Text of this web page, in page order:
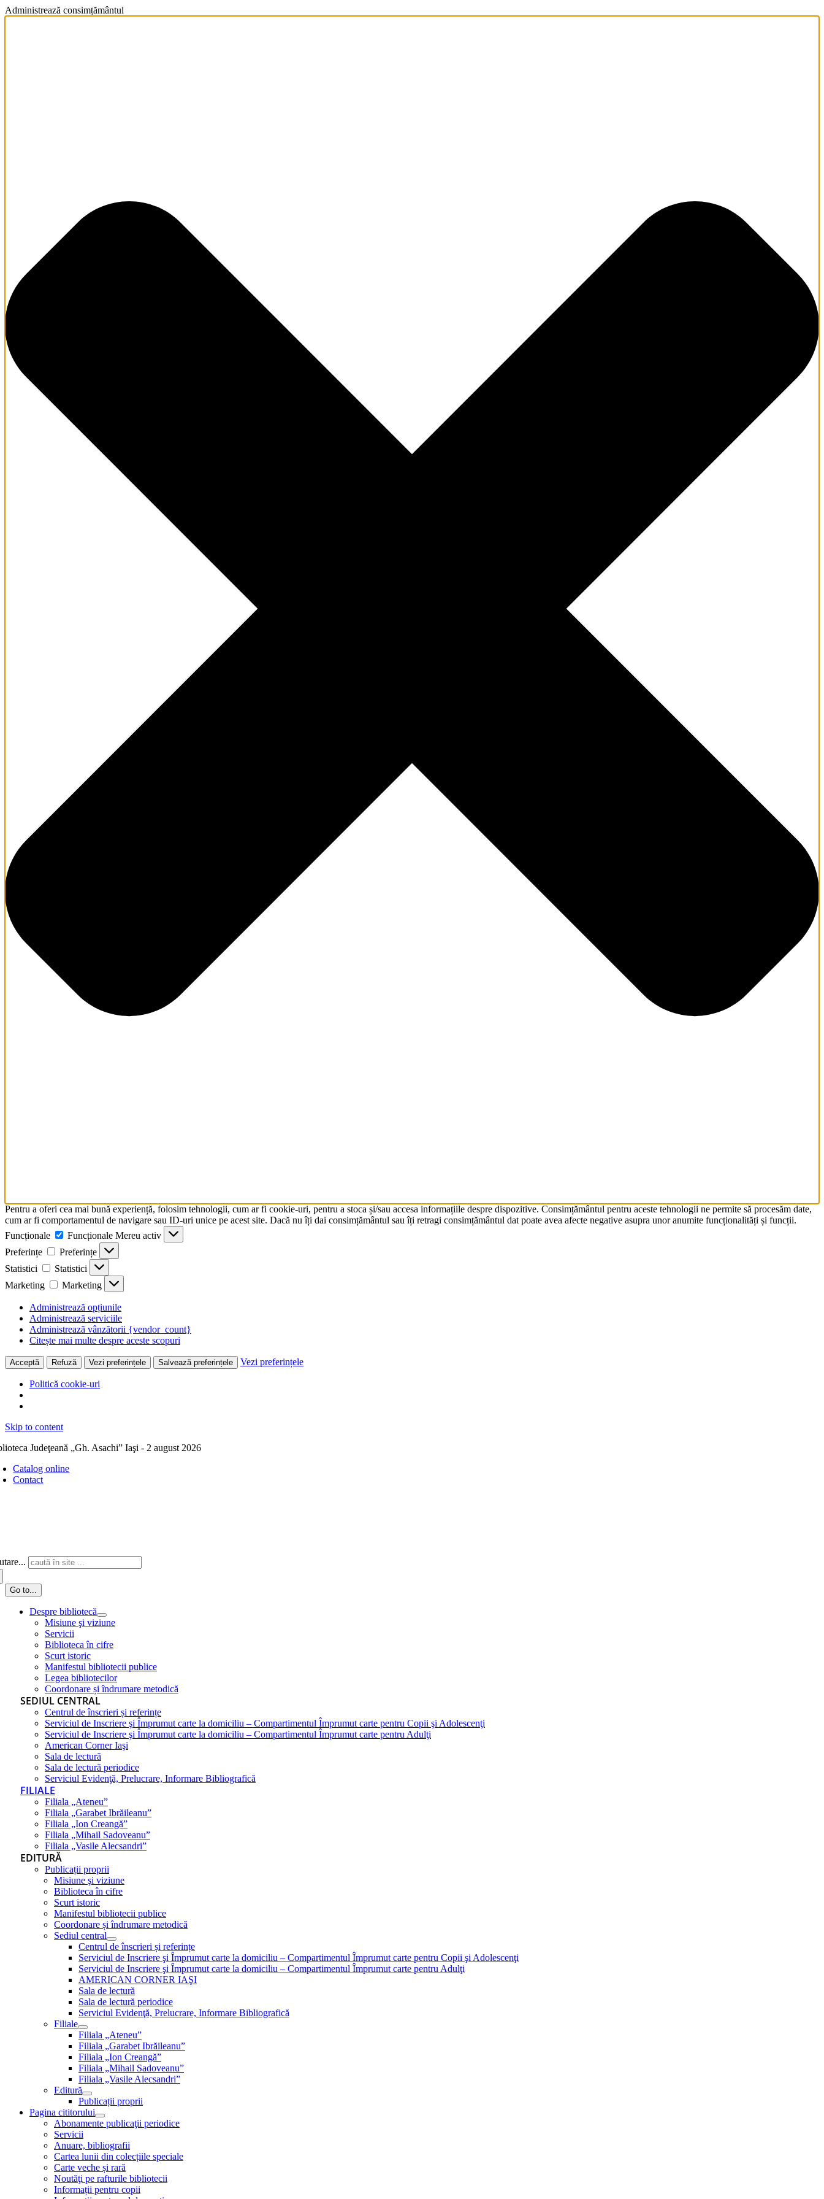
Administrează consimțământul
Pentru a oferi cea mai bună experiență, folosim tehnologii, cum ar fi cookie-uri, pentru a stoca și/sau accesa informațiile despre dispozitive. Consimțământul pentru aceste tehnologii ne permite să procesăm date,
cum ar fi comportamentul de navigare sau ID-uri unice pe acest site. Dacă nu îți dai consimțământul sau îți retragi consimțământul dat poate avea afecte negative asupra unor anumite funcționalități și funcții.
Funcționale
Funcționale Mereu activ
Preferințe
Preferințe
Statistici
Statistici
Marketing
Marketing
Administrează opțiunile
Administrează serviciile
Administrează vânzătorii {vendor_count}
Citește mai multe despre aceste scopuri
Acceptă Refuză Vezi preferințele Salvează preferințele Vezi preferințele
Politică cookie-uri
Skip to content
Judeţeană „Gh. Asachi” Iaşi - 2 august 2026
Catalog online
Contact
Go to...
Despre bibliotecă
Misiune şi viziune
Servicii
Biblioteca în cifre
Scurt istoric
Manifestul bibliotecii publice
Legea bibliotecilor
Coordonare și îndrumare metodică
SEDIUL CENTRAL
Centrul de înscrieri și referințe
Serviciul de Inscriere şi Împrumut carte la domiciliu – Compartimentul Împrumut carte pentru Copii şi Adolescenţi
Serviciul de Inscriere şi Împrumut carte la domiciliu – Compartimentul Împrumut carte pentru Adulţi
American Corner Iaşi
Sala de lectură
Sala de lectură periodice
Serviciul Evidenţă, Prelucrare, Informare Bibliografică
FILIALE
Filiala „Ateneu”
Filiala „Garabet Ibrăileanu”
Filiala „Ion Creangă”
Filiala „Mihail Sadoveanu”
Filiala „Vasile Alecsandri”
EDITURĂ
Publicații proprii
Misiune şi viziune
Biblioteca în cifre
Scurt istoric
Manifestul bibliotecii publice
Coordonare și îndrumare metodică
Sediul central
Centrul de înscrieri și referințe
Serviciul de Inscriere şi Împrumut carte la domiciliu – Compartimentul Împrumut carte pentru Copii şi Adolescenţi
Serviciul de Inscriere şi Împrumut carte la domiciliu – Compartimentul Împrumut carte pentru Adulţi
AMERICAN CORNER IAŞI
Sala de lectură
Sala de lectură periodice
Serviciul Evidenţă, Prelucrare, Informare Bibliografică
Filiale
Filiala „Ateneu”
Filiala „Garabet Ibrăileanu”
Filiala „Ion Creangă”
Filiala „Mihail Sadoveanu”
Filiala „Vasile Alecsandri”
Editură
Publicații proprii
Pagina cititorului
Abonamente publicaţii periodice
Servicii
Anuare, bibliografii
Cartea lunii din colecțiile speciale
Carte veche și rară
Noutăţi pe rafturile bibliotecii
Informații pentru copii